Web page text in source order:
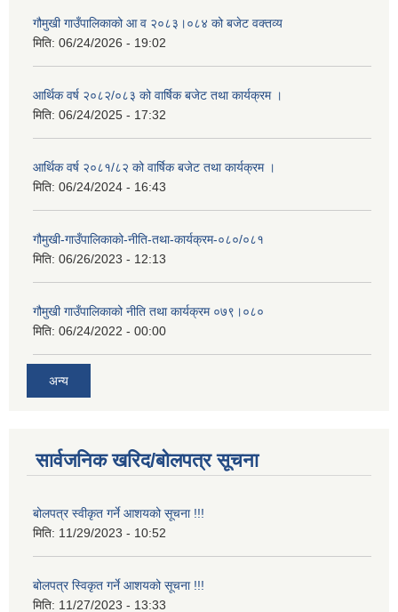
गौमुखी गाउँपालिकाको आ व २०८३।०८४ को बजेट वक्तव्य
मिति: 06/24/2026 - 19:02
आर्थिक वर्ष २०८२/०८३ को वार्षिक बजेट तथा कार्यक्रम ।
मिति: 06/24/2025 - 17:32
आर्थिक वर्ष २०८१/८२ को वार्षिक बजेट तथा कार्यक्रम ।
मिति: 06/24/2024 - 16:43
गौमुखी-गाउँपालिकाको-नीति-तथा-कार्यक्रम-०८०/०८१
मिति: 06/26/2023 - 12:13
गौमुखी गाउँपालिकाको नीति तथा कार्यक्रम ०७९।०८०
मिति: 06/24/2022 - 00:00
अन्य
सार्वजनिक खरिद/बोलपत्र सूचना
बोलपत्र स्वीकृत गर्ने आशयको सूचना !!!
मिति: 11/29/2023 - 10:52
बोलपत्र स्विकृत गर्ने आशयको सूचना !!!
मिति: 11/27/2023 - 13:33